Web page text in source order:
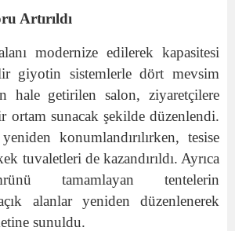
Artırıldı
modernize edilerek kapasitesi
giyotin sistemlerle dört mevsim
hale getirilen salon, ziyaretçilere
ortam sunacak şekilde düzenlendi.
konumlandırılırken, tesise
tuvaletleri de kazandırıldı. Ayrıca
tamamlayan tentelerin
alanlar yeniden düzenlenerek
sunuldu.